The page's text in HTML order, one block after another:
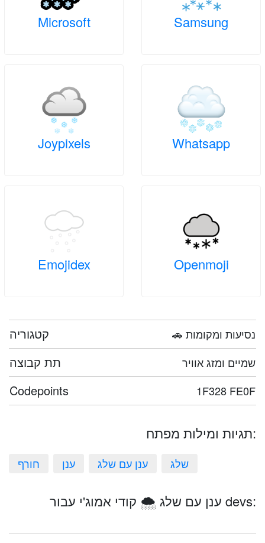
Samsung
Microsoft
Whatsapp
Joypixels
Openmoji
Emojidex
קטגוריה 🚗 נסיעות ומקומות
תת קבוצה שמיים ומזג אוויר
Codepoints 1F328 FE0F
תגיות ומילות מפתח:
חורף ענן ענן עם שלג שלג
ענן עם שלג 🌨️ קודי אמוג'י עבור devs: